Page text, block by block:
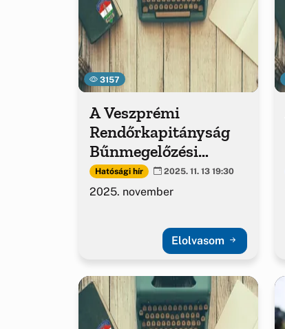
3157
A Veszprémi
Rendőrkapitányság
Bűnmegelőzési
kiadványa
Hatósági hír 2025. 11. 13 19:30
2025. november
Elolvasom